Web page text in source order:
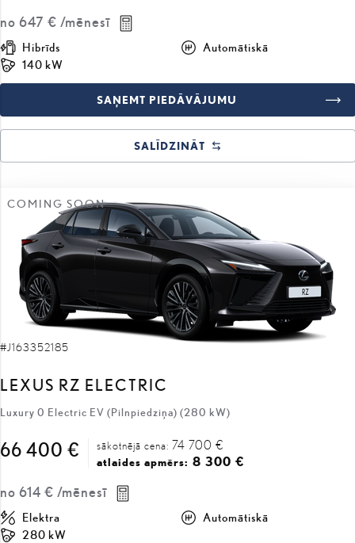
no 647 € /mēnesī
Hibrīds
Automātiskā
140 kW
SAŅEMT PIEDĀVĀJUMU
SALĪDZINĀT
COMING SOON
#J163352185
LEXUS RZ ELECTRIC
Luxury 0 Electric EV (Pilnpiedziņa) (280 kW)
66 400 € sākotnējā cena: 74 700 €
atlaides apmērs: 8 300 €
no 614 € /mēnesī
Elektra
Automātiskā
280 kW